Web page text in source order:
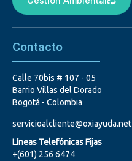
Contacto
Calle 70bis # 107 - 05
Barrio Villas del Dorado
Bogotá - Colombia
servicioalcliente@oxiayuda.net
Líneas Telefónicas Fijas
+(601) 256 6474